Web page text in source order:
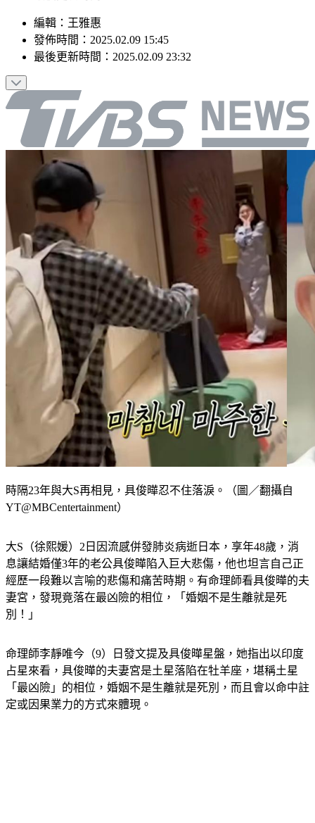
發佈時間：2025.02.09 15:45
最後更新時間：2025.02.09 23:32
YT@MBCentertainment）
息讓結婚僅3年的老公具俊曄陷入巨大悲傷，他也坦言自己正
經歷一段難以言喻的悲傷和痛苦時期。有命理師看具俊曄的夫
妻宮，發現竟落在最凶險的相位，「婚姻不是生離就是死
別！」
占星來看，具俊曄的夫妻宮是土星落陷在牡羊座，堪稱土星
「最凶險」的相位，婚姻不是生離就是死別，而且會以命中註
定或因果業力的方式來體現。